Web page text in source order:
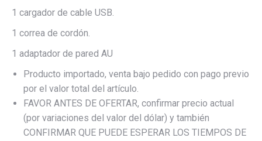
1 cargador de cable USB.
1 correa de cordón.
1 adaptador de pared AU
Producto importado, venta bajo pedido con pago previo
por el valor total del artículo.
FAVOR ANTES DE OFERTAR, confirmar precio actual
(por variaciones del valor del dólar) y también
CONFIRMAR QUE PUEDE ESPERAR LOS TIEMPOS DE